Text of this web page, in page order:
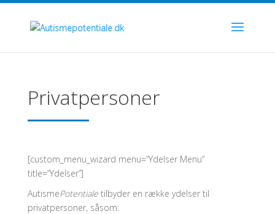
Privatpersoner
[custom_menu_wizard menu=”Ydelser Menu”
title=”Ydelser”]
AutismePotentiale tilbyder en række ydelser til
privatpersoner, såsom: